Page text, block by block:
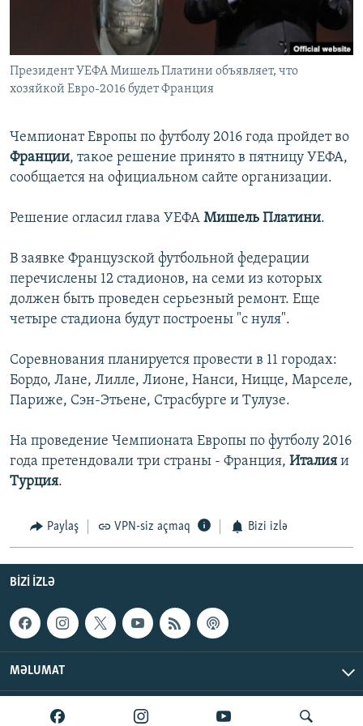
AZƏRBAYCAN ƏDƏBIYYATI KITABXANASI
İSLAM VƏ DEMOKRATIYA
İZ - MƏDƏNIYYƏT PROQRAMI
PEŞƏ ETIKASI VƏ JURNALISTIKA STANDARTLARIMIZ
MATERIALLARIMIZDAN ISTIFADƏ
BIZIMLƏ ƏLAQƏ
XƏBƏR BÜLLETENLƏRIMIZ
Президент УЕФА Мишель Платини объявляет, что
хозяйкой Евро-2016 будет Франция
Чемпионат Европы по футболу 2016 года пройдет во
Франции, такое решение принято в пятницу УЕФА,
сообщается на официальном сайте организации.
Решение огласил глава УЕФА Мишель Платини.
В заявке Французской футбольной федерации
перечислены 12 стадионов, на семи из которых
должен быть проведен серьезный ремонт. Еще
четыре стадиона будут построены "с нуля".
Соревнования планируется провести в 11 городах:
Бордо, Лане, Лилле, Лионе, Нанси, Ницце, Марселе,
Париже, Сэн-Этьене, Страсбурге и Тулузе.
На проведение Чемпионата Европы по футболу 2016
года претендовали три страны - Франция, Италия и
Турция.
Paylaş VPN-siz açmaq Bizi izlə
BIZI IZLƏ
MƏLUMAT
AzadlıqRadiosu © 2026 Inc. | Bütün hüquqlar qorunur